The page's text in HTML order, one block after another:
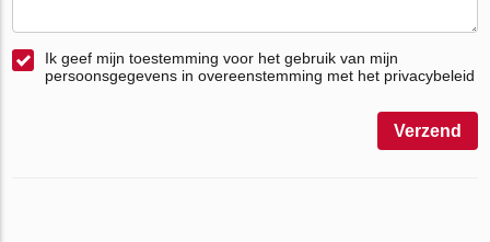
Ik geef mijn toestemming voor het gebruik van mijn
persoonsgegevens in overeenstemming met het privacybeleid
Verzend